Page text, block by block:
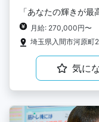
「あなたの輝きが
月給: 270,000円〜
埼玉県入間市河原町
気に